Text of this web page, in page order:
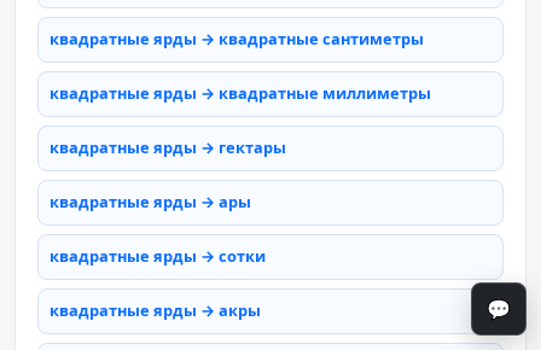
квадратные ярды → квадратные сантиметры
квадратные ярды → квадратные миллиметры
квадратные ярды → гектары
квадратные ярды → ары
квадратные ярды → сотки
квадратные ярды → акры 💬